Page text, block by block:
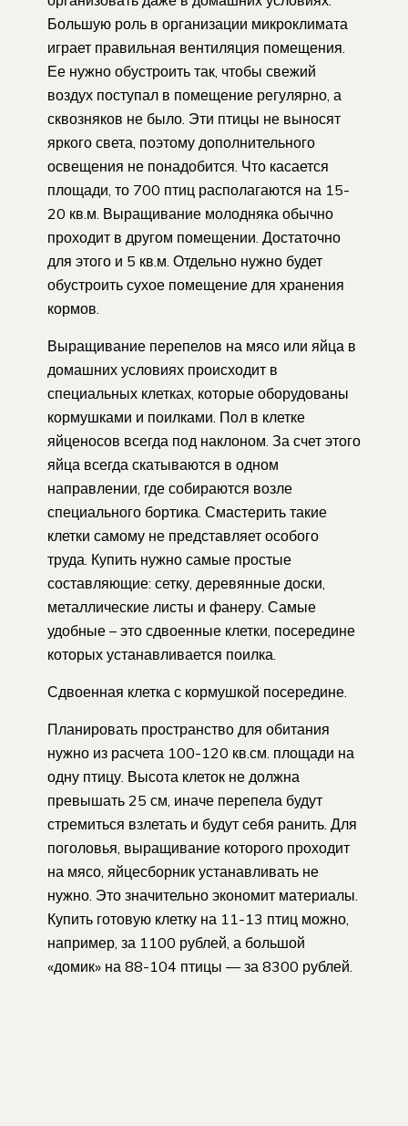
Большую роль в организации микроклимата
играет правильная вентиляция помещения.
Ее нужно обустроить так, чтобы свежий
воздух поступал в помещение регулярно, а
сквозняков не было. Эти птицы не выносят
яркого света, поэтому дополнительного
освещения не понадобится. Что касается
площади, то 700 птиц располагаются на 15-
20 кв.м. Выращивание молодняка обычно
проходит в другом помещении. Достаточно
для этого и 5 кв.м. Отдельно нужно будет
обустроить сухое помещение для хранения
кормов.
Выращивание перепелов на мясо или яйца в
домашних условиях происходит в
специальных клетках, которые оборудованы
кормушками и поилками. Пол в клетке
яйценосов всегда под наклоном. За счет этого
яйца всегда скатываются в одном
направлении, где собираются возле
специального бортика. Смастерить такие
клетки самому не представляет особого
труда. Купить нужно самые простые
составляющие: сетку, деревянные доски,
металлические листы и фанеру. Самые
удобные – это сдвоенные клетки, посередине
которых устанавливается поилка.
Сдвоенная клетка с кормушкой посередине.
Планировать пространство для обитания
нужно из расчета 100-120 кв.см. площади на
одну птицу. Высота клеток не должна
превышать 25 см, иначе перепела будут
стремиться взлетать и будут себя ранить. Для
поголовья, выращивание которого проходит
на мясо, яйцесборник устанавливать не
нужно. Это значительно экономит материалы.
Купить готовую клетку на 11-13 птиц можно,
например, за 1100 рублей, а большой
«домик» на 88-104 птицы — за 8300 рублей.